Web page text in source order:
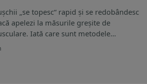
„se topesc“ rapid și se redobândesc
apelezi la măsurile greșite de
Iată care sunt metodele…